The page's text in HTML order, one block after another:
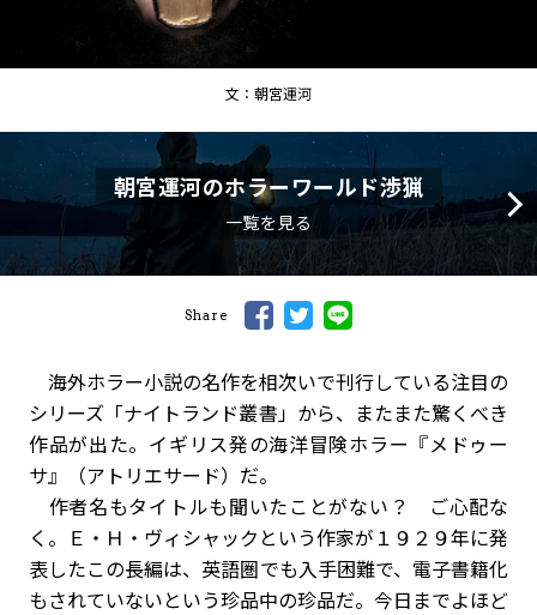
文：朝宮運河
朝宮運河のホラーワールド渉猟
一覧を見る
Share
海外ホラー小説の名作を相次いで刊行している注目の
シリーズ「ナイトランド叢書」から、またまた驚くべき
作品が出た。イギリス発の海洋冒険ホラー『メドゥー
サ』（アトリエサード）だ。
作者名もタイトルも聞いたことがない？ ご心配な
く。Ｅ・Ｈ・ヴィシャックという作家が１９２９年に発
表したこの長編は、英語圏でも入手困難で、電子書籍化
もされていないという珍品中の珍品だ。今日までよほど